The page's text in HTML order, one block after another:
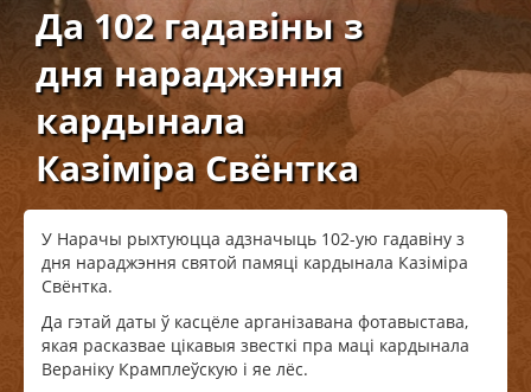
Да 102 гадавіны з
дня нараджэння
кардынала
Казіміра Свёнтка
У Нарачы рыхтуюцца адзначыць 102-ую гадавіну з
дня нараджэння святой памяці кардынала Казіміра
Свёнтка.
Да гэтай даты ў касцёле арганізавана фотавыстава,
якая расказвае цікавыя звесткі пра маці кардынала
Вераніку Крамплеўскую і яе лёс.